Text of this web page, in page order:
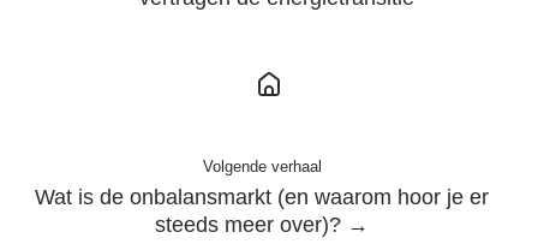
Volgende verhaal
Wat is de onbalansmarkt (en waarom hoor je er
steeds meer over)? →